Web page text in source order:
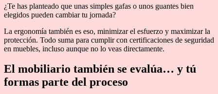
¿Te has planteado que unas simples gafas o unos guantes bien
elegidos pueden cambiar tu jornada?
La ergonomía también es eso, minimizar el esfuerzo y maximizar la
protección. Todo suma para cumplir con certificaciones de seguridad
en muebles, incluso aunque no lo veas directamente.
El mobiliario también se evalúa… y tú
formas parte del proceso